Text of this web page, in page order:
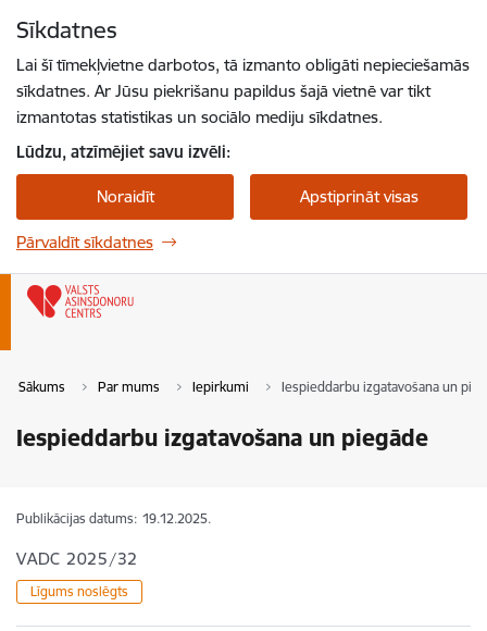
Sīkdatnes
Lai šī tīmekļvietne darbotos, tā izmanto obligāti nepieciešamās
sīkdatnes. Ar Jūsu piekrišanu papildus šajā vietnē var tikt
izmantotas statistikas un sociālo mediju sīkdatnes.
Lūdzu, atzīmējiet savu izvēli:
Noraidīt Apstiprināt visas
Pārvaldīt sīkdatnes
Sākums Par mums Iepirkumi Iespieddarbu izgatavošana un
Iespieddarbu izgatavošana un piegāde
Publikācijas datums: 19.12.2025.
VADC 2025/32
Līgums noslēgts